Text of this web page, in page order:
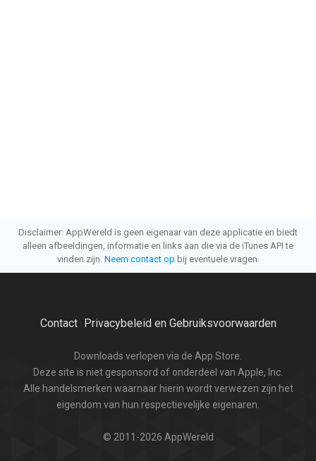
Disclaimer: AppWereld is geen eigenaar van deze applicatie en biedt
alleen afbeeldingen, informatie en links aan die via de iTunes API te
vinden zijn. Neem contact op bij eventuele vragen.
Contact· Privacybeleid en Gebruiksvoorwaarden
Downloads verlopen via de App Store.
Deze site is niet gesponsord of onderdeel van Apple, Inc.
Alle handelsmerken waarnaar hierin wordt verwezen zijn het
eigendom van hun respectievelijke eigenaren.
© 2011-2026 AppWereld